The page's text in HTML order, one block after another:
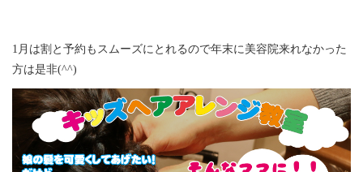
1月は割と予約もスムーズにとれるので年末に美容院来れなかった
方は是非(^^)